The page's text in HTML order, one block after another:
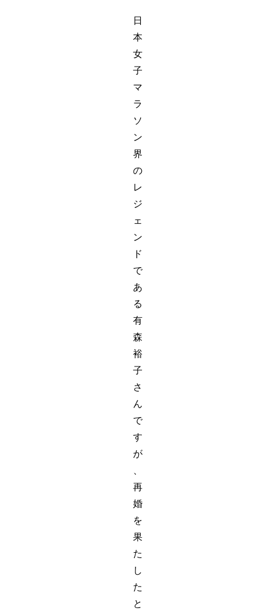
日
本
女
子
マ
ラ
ソ
ン
界
の
レ
ジ
ェ
ン
ド
で
あ
る
有
森
裕
子
さ
ん
で
す
が
再
婚
を
果
た
し
た
と